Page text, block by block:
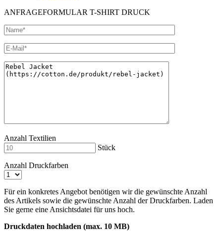
ANFRAGEFORMULAR T-SHIRT DRUCK
Anzahl Textilien
Stück
Anzahl Druckfarben
Für ein konkretes Angebot benötigen wir die gewünschte Anzahl
des Artikels sowie die gewünschte Anzahl der Druckfarben. Laden
Sie gerne eine Ansichtsdatei für uns hoch.
Druckdaten hochladen (max. 10 MB)